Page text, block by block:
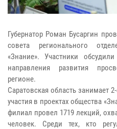
Губернатор Роман Бусаргин
совета регионального
«Знание». Участники
направления развития
регионе.
Саратовская область занимает
участия в проектах общества
филиал провел 1719 лекций,
человек. Среди тех, кто